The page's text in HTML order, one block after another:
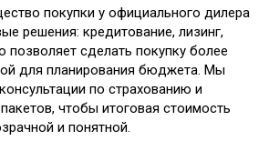
покупки у официального дилера
решения: кредитование, лизинг,
позволяет сделать покупку более
для планирования бюджета. Мы
по страхованию и
чтобы итоговая стоимость
и понятной.